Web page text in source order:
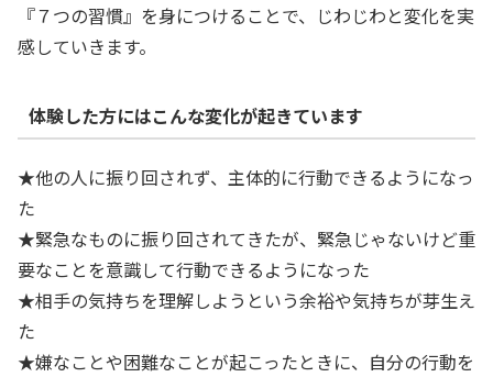
『７つの習慣』を身につけることで、じわじわと変化を実
感していきます。
体験した方にはこんな変化が起きています
★他の人に振り回されず、主体的に行動できるようになっ
た
★緊急なものに振り回されてきたが、緊急じゃないけど重
要なことを意識して行動できるようになった
★相手の気持ちを理解しようという余裕や気持ちが芽生え
た
★嫌なことや困難なことが起こったときに、自分の行動を